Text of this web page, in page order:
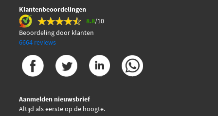
Ferodo FDB4110
Ferodo FDB4179
Ferodo FDB4279
Herth+Buss Jakoparts
Klantenbeoordelingen
8.8/10
Beoordeling door klanten
6664 reviews
Aanmelden nieuwsbrief
Altijd als eerste op de hoogte.